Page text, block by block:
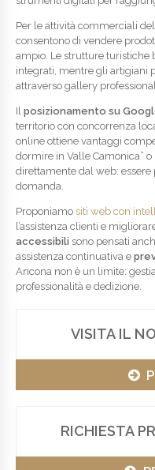
Per le attività commerciali
consentono di vendere
ampio. Le strutture turistiche
integrati, mentre gli artigiani
attraverso gallery
Il posizionamento su
territorio con concorrenza
online ottiene vantaggi
dormire in Valle Camonica” o
direttamente dal web:
domanda.
Proponiamo siti web con
l’assistenza clienti e
accessibili sono pensati
assistenza continuativa e
Ancona non è un limite:
professionalità e dedizione.
VISITA IL
RICHIESTA